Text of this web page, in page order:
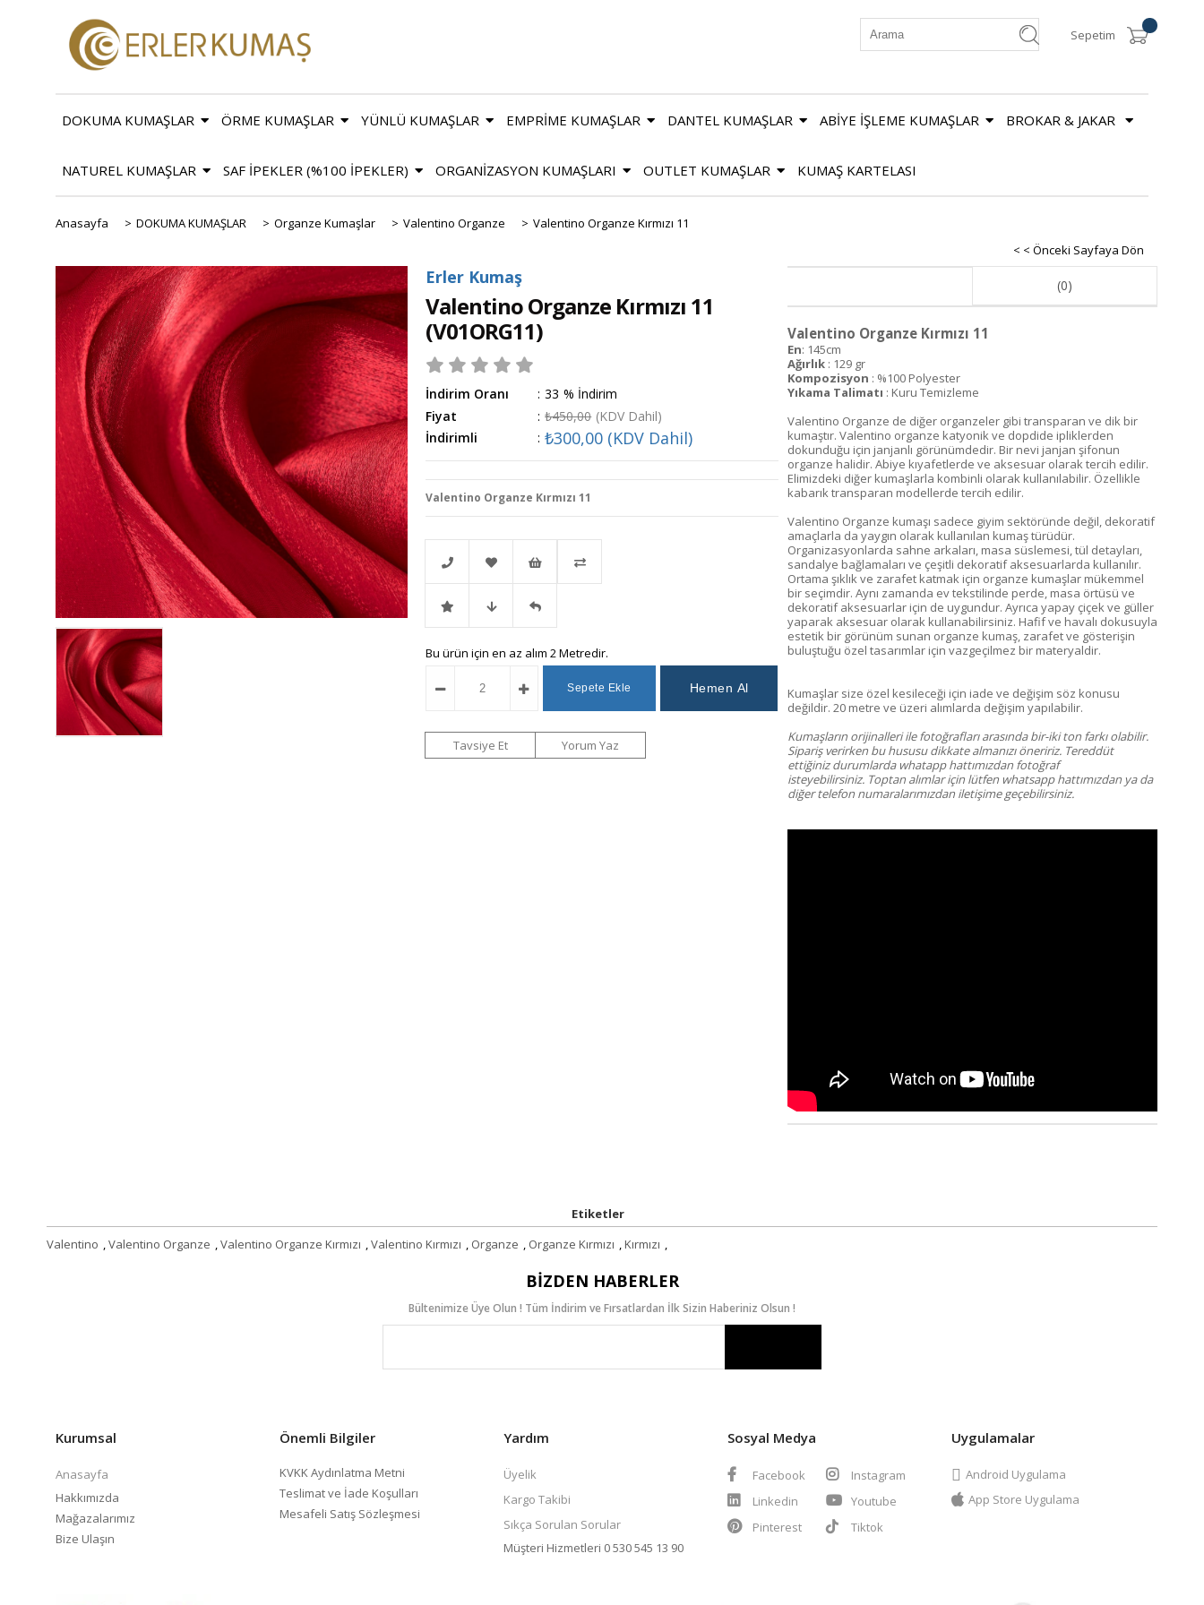
Sepetim
DOKUMA KUMAŞLAR ÖRME KUMAŞLAR YÜNLÜ KUMAŞLAR EMPRİME KUMAŞLAR DANTEL KUMAŞLAR ABİYE İŞLEME KUMAŞLAR BROKAR & JAKAR
NATUREL KUMAŞLAR SAF İPEKLER (%100 İPEKLER) ORGANİZASYON KUMAŞLARI OUTLET KUMAŞLAR KUMAŞ KARTELASI
Anasayfa > DOKUMA KUMAŞLAR > Organze Kumaşlar > Valentino Organze > Valentino Organze Kırmızı 11
< < Önceki Sayfaya Dön
Erler Kumaş
Valentino Organze Kırmızı 11
(V01ORG11)
İndirim Oranı : %
33
İndirim
Fiyat
: ₺450,00 (KDV Dahil)
İndirimli
: ₺300,00 (KDV Dahil)
Valentino Organze Kırmızı 11
Telefonla
Sipariş
Favorilere
Ekle
İstek
Listeme
Ekle
İndirimli Fiyat
Düşünce
Haber
Gelince
Haber
Bu ürün için en az alım 2 Metredir.
Tavsiye Et Yorum Yaz
(0)
Valentino Organze Kırmızı 11
En: 145cm
Ağırlık : 129 gr
Kompozisyon : %100 Polyester
Yıkama Talimatı : Kuru Temizleme
Valentino Organze de diğer organzeler gibi transparan ve dik bir
kumaştır. Valentino organze katyonik ve dopdide ipliklerden
dokunduğu için janjanlı görünümdedir. Bir nevi janjan şifonun
organze halidir. Abiye kıyafetlerde ve aksesuar olarak tercih edilir.
Elimizdeki diğer kumaşlarla kombinli olarak kullanılabilir. Özellikle
kabarık transparan modellerde tercih edilir.
Valentino Organze kumaşı sadece giyim sektöründe değil, dekoratif
amaçlarla da yaygın olarak kullanılan kumaş türüdür.
Organizasyonlarda sahne arkaları, masa süslemesi, tül detayları,
sandalye bağlamaları ve çeşitli dekoratif aksesuarlarda kullanılır.
Ortama şıklık ve zarafet katmak için organze kumaşlar mükemmel
bir seçimdir. Aynı zamanda ev tekstilinde perde, masa örtüsü ve
dekoratif aksesuarlar için de uygundur. Ayrıca yapay çiçek ve güller
yaparak aksesuar olarak kullanabilirsiniz. Hafif ve havalı dokusuyla
estetik bir görünüm sunan organze kumaş, zarafet ve gösterişin
buluştuğu özel tasarımlar için vazgeçilmez bir materyaldir.
Kumaşlar size özel kesileceği için iade ve değişim söz konusu
değildir. 20 metre ve üzeri alımlarda değişim yapılabilir.
Kumaşların orijinalleri ile fotoğrafları arasında bir-iki ton farkı olabilir.
Sipariş verirken bu hususu dikkate almanızı öneririz. Tereddüt
ettiğiniz durumlarda whatapp hattımızdan fotoğraf
isteyebilirsiniz. Toptan alımlar için lütfen whatsapp hattımızdan ya da
diğer telefon numaralarımızdan iletişime geçebilirsiniz.
Etiketler
Valentino ,Valentino Organze ,Valentino Organze Kırmızı ,Valentino Kırmızı , Organze , Organze Kırmızı ,Kırmızı ,
BIZDEN HABERLER
Bültenimize Üye Olun ! Tüm İndirim ve Fırsatlardan İlk Sizin Haberiniz Olsun !
Kurumsal
Anasayfa
Hakkımızda
Mağazalarımız
Bize Ulaşın
Önemli Bilgiler
KVKK Aydınlatma Metni
Teslimat ve İade Koşulları
Mesafeli Satış Sözleşmesi
Yardım
Üyelik
Kargo Takibi
Sıkça Sorulan Sorular
Müşteri Hizmetleri 0 530 545 13 90
Sosyal Medya
Facebook
Instagram
Linkedin
Youtube
Pinterest
Tiktok
Uygulamalar
Android Uygulama
App Store Uygulama